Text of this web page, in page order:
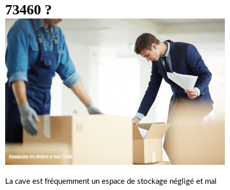
73460 ?
La cave est fréquemment un espace de stockage négligé et mal